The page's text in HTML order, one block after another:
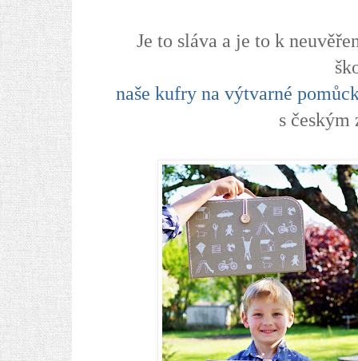
Je to sláva a je to k
naše kufry na výtvarné
s českým